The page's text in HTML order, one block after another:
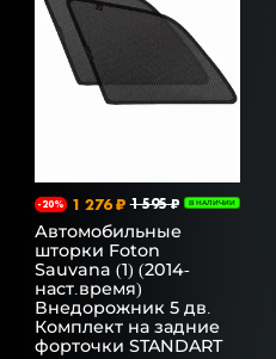
-20% 1 276 ₽ 1 595 ₽ В НАЛИЧИИ
Автомобильные
шторки Foton
Sauvana (1) (2014-
наст.время)
Внедорожник 5 дв.
Комплект на задние
форточки STANDART